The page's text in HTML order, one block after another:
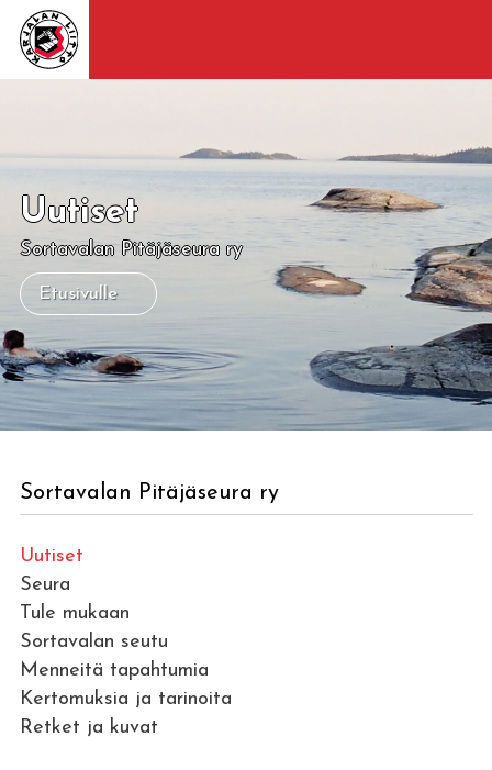
Uutiset
Sortavalan Pitäjäseura ry
Etusivulle
Sortavalan Pitäjäseura ry
Uutiset
Seura
Tule mukaan
Sortavalan seutu
Menneitä tapahtumia
Kertomuksia ja tarinoita
Retket ja kuvat